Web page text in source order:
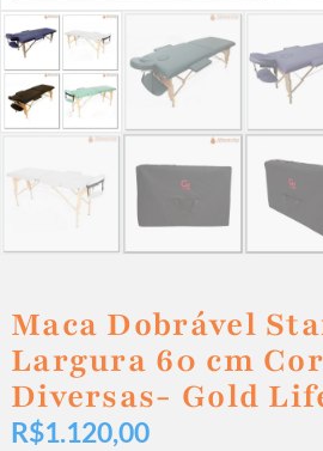
Maca Dobrável
Largura 60 cm
Diversas- Gold
R$1.120,00